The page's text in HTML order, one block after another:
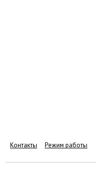
Контакты Режим работы